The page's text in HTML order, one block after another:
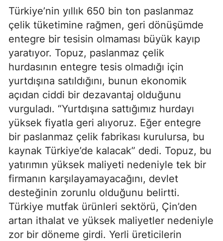
Türkiye’nin yıllık 650 bin ton paslanmaz
çelik tüketimine rağmen, geri dönüşümde
entegre bir tesisin olmaması büyük kayıp
yaratıyor. Topuz, paslanmaz çelik
hurdasının entegre tesis olmadığı için
yurtdışına satıldığını, bunun ekonomik
açıdan ciddi bir dezavantaj olduğunu
vurguladı. “Yurtdışına sattığımız hurdayı
yüksek fiyatla geri alıyoruz. Eğer entegre
bir paslanmaz çelik fabrikası kurulursa, bu
kaynak Türkiye’de kalacak” dedi. Topuz, bu
yatırımın yüksek maliyeti nedeniyle tek bir
firmanın karşılayamayacağını, devlet
desteğinin zorunlu olduğunu belirtti.
Türkiye mutfak ürünleri sektörü, Çin’den
artan ithalat ve yüksek maliyetler nedeniyle
zor bir döneme girdi. Yerli üreticilerin